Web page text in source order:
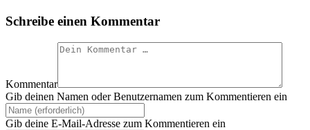
Schreibe einen Kommentar
Kommentar
Gib deinen Namen oder Benutzernamen zum Kommentieren ein
Gib deine E-Mail-Adresse zum Kommentieren ein